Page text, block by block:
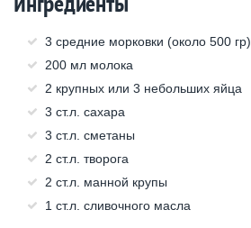
3 средние морковки (около 500 гр)
200 мл молока
2 крупных или 3 небольших яйца
3 ст.л. сахара
3 ст.л. сметаны
2 ст.л. творога
2 ст.л. манной крупы
1 ст.л. сливочного масла